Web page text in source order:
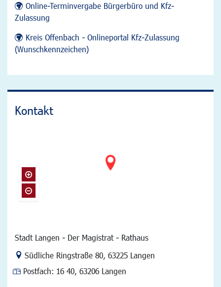
Online-Terminvergabe Bürgerbüro und Kfz-
Zulassung
Kreis Offenbach - Onlineportal Kfz-Zulassung
(Wunschkennzeichen)
Kontakt
Stadt Langen - Der Magistrat - Rathaus
Link zur Google-Maps Navigation
Südliche Ringstraße 80, 63225 Langen
Postfach: 16 40, 63206 Langen